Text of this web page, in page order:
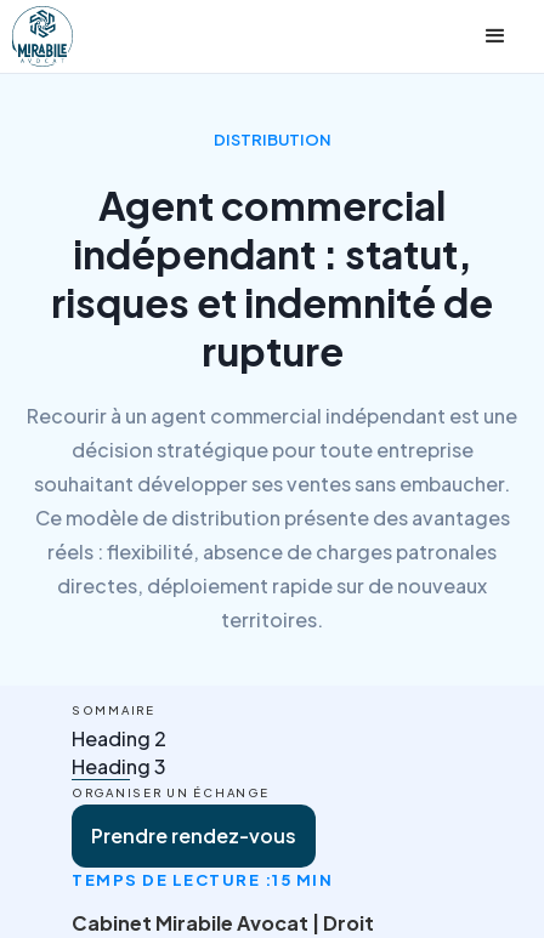
DISTRIBUTION
Agent commercial
indépendant : statut,
risques et indemnité de
rupture
Recourir à un agent commercial indépendant est une
décision stratégique pour toute entreprise
souhaitant développer ses ventes sans embaucher.
Ce modèle de distribution présente des avantages
réels : flexibilité, absence de charges patronales
directes, déploiement rapide sur de nouveaux
territoires.
SOMMAIRE
Heading 2
Heading 3
ORGANISER UN ÉCHANGE
Prendre rendez-vous
TEMPS DE LECTURE :15 MIN
Cabinet Mirabile Avocat | Droit